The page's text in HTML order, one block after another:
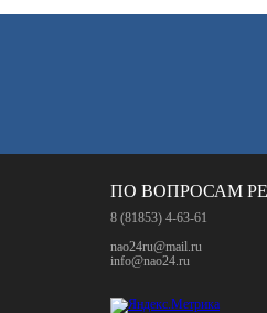
ПО ВОПРОСАМ
8 (81853) 4-63-61
nao24ru@mail.ru
info@nao24.ru